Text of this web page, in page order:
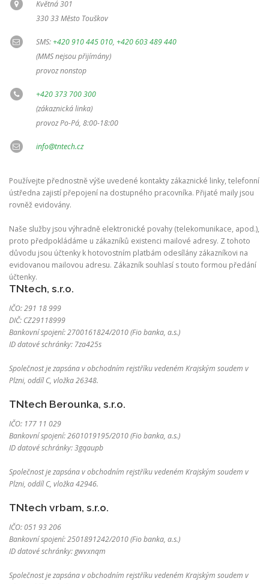
Květná 301
330 33 Město Touškov
SMS:+420 910 445 010, +420 603 489 440
(MMS nejsou přijímány)
provoz nonstop
+420 373 700 300
(zákaznická linka)
provoz Po-Pá, 8:00-18:00
info@tntech.cz
Používejte přednostně výše uvedené kontakty zákaznické linky, telefonní
ústředna zajistí přepojení na dostupného pracovníka. Přijaté maily jsou
rovněž evidovány.
Naše služby jsou výhradně elektronické povahy (telekomunikace, apod.),
proto předpokládáme u zákazníků existenci mailové adresy. Z tohoto
důvodu jsou účtenky k hotovostním platbám odesílány zákazníkovi na
evidovanou mailovou adresu. Zákazník souhlasí s touto formou předání
účtenky.
TNtech, s.r.o.
IČO: 291 18 999
DIČ: CZ29118999
Bankovní spojení: 2700161824/2010 (Fio banka, a.s.)
ID datové schránky: 7za425s
Společnost je zapsána v obchodním rejstříku vedeném Krajským soudem v
Plzni, oddíl C, vložka 26348.
TNtech Berounka, s.r.o.
IČO: 177 11 029
Bankovní spojení: 2601019195/2010 (Fio banka, a.s.)
ID datové schránky: 3gqaupb
Společnost je zapsána v obchodním rejstříku vedeném Krajským soudem v
Plzni, oddíl C, vložka 42946.
TNtech vrbam, s.r.o.
IČO: 051 93 206
Bankovní spojení: 2501891242/2010 (Fio banka, a.s.)
ID datové schránky: gwvxnqm
Společnost je zapsána v obchodním rejstříku vedeném Krajským soudem v